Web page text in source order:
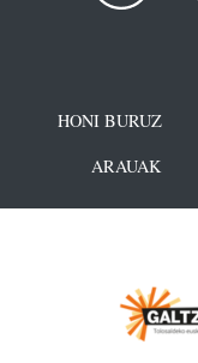
HONI BURUZ
ARAUAK